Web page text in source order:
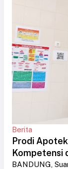
Berita
Prodi
Kompetensi
BANDUNG,